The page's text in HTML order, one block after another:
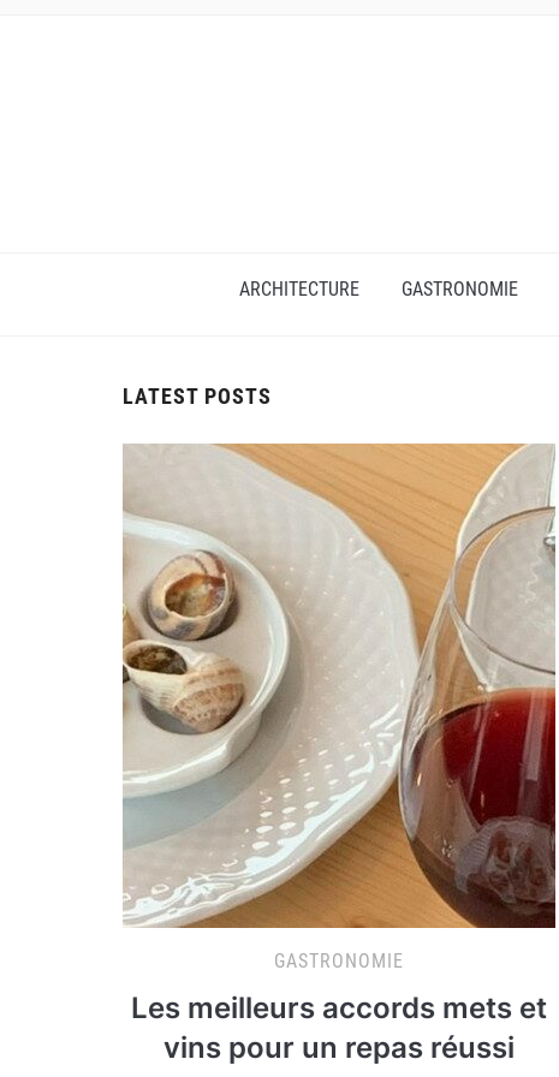
ARCHITECTURE GASTRONOMIE
LATEST POSTS
GASTRONOMIE
Les meilleurs accords mets et
vins pour un repas réussi